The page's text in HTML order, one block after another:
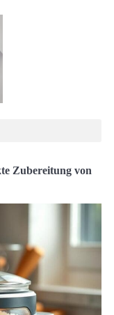
Zubereitung von